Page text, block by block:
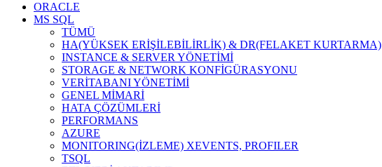
ORACLE
MS SQL
TÜMÜ
HA(YÜKSEK ERİŞİLEBİLİRLİK) & DR(FELAKET KURTARMA)
INSTANCE & SERVER YÖNETİMİ
STORAGE & NETWORK KONFİGÜRASYONU
VERİTABANI YÖNETİMİ
GENEL MİMARİ
HATA ÇÖZÜMLERİ
PERFORMANS
AZURE
MONITORING(İZLEME) XEVENTS, PROFILER
TSQL